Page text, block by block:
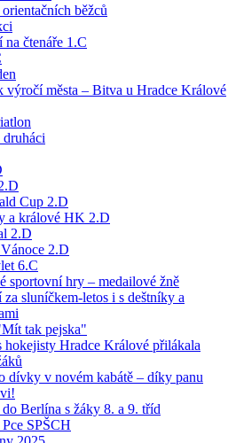
běžců
na čtenáře 1.C
výročí města – Bitva u Hradce Králové
druháci
Cup 2.D
a králové HK 2.D
2.D
2.D
6.C
sportovní hry – medailové žně
za sluníčkem-letos i s deštníky a
tak pejska"
hokejisty Hradce Králové přilákala
dívky v novém kabátě – díky panu
Berlína s žáky 8. a 9. tříd
SPŠCH